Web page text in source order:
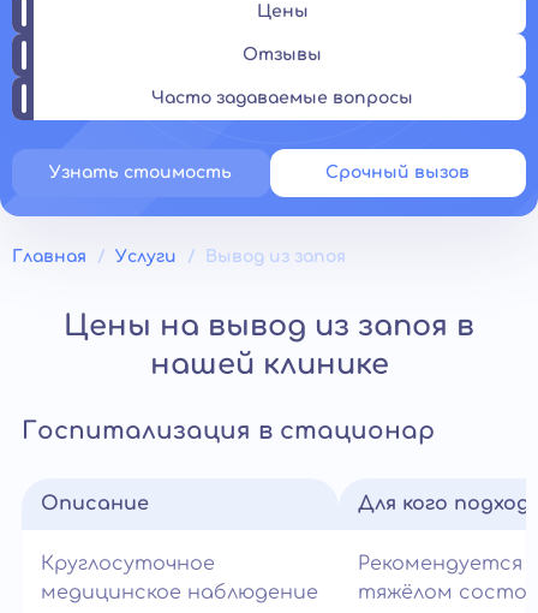
Цены
Отзывы
Часто задаваемые вопросы
Узнать стоимость Срочный вызов
Главная Услуги Вывод из запоя
Цены на вывод из запоя в
нашей клинике
Госпитализация в стационар
Описание
Круглосуточное
медицинское наблюдение
Для кого
Рекомендуется
тяжёлом